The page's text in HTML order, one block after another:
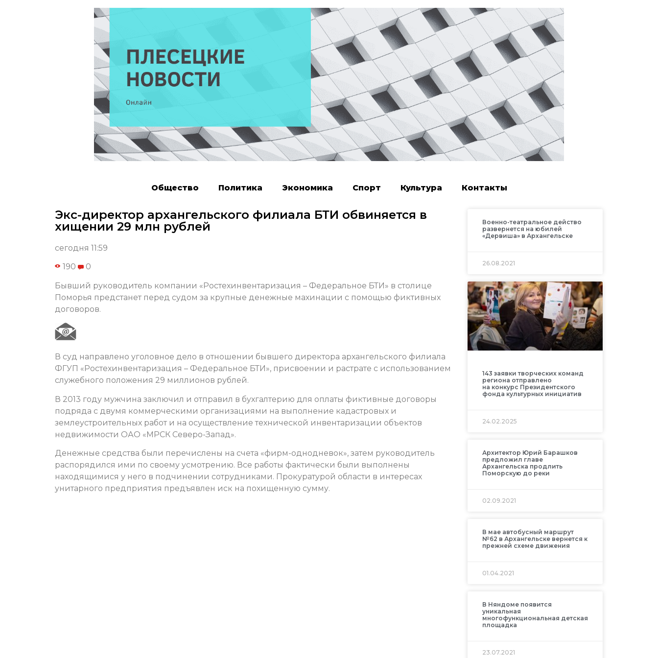
Общество Политика Экономика Спорт Культура Контакты
Экс-директор архангельского филиала БТИ обвиняется в
хищении 29 млн рублей
сегодня 11:59
190 0
Бывший руководитель компании «Ростехинвентаризация – Федеральное БТИ» в столице
Поморья предстанет перед судом за крупные денежные махинации c помощью фиктивных
договоров.
В суд направлено уголовное дело в отношении бывшего директора архангельского филиала
ФГУП «Ростехинвентаризация – Федеральное БТИ», присвоении и растрате с использованием
служебного положения 29 миллионов рублей.
В 2013 году мужчина заключил и отправил в бухгалтерию для оплаты фиктивные договоры
подряда с двумя коммерческими организациями на выполнение кадастровых и
землеустроительных работ и на осуществление технической инвентаризации объектов
недвижимости ОАО «МРСК Северо-Запад».
Денежные средства были перечислены на счета «фирм-однодневок», затем руководитель
распорядился ими по своему усмотрению. Все работы фактически были выполнены
находящимися у него в подчинении сотрудниками. Прокуратурой области в интересах
унитарного предприятия предъявлен иск на похищенную сумму.
Военно-театральное действо
развернется на юбилей
«Дервиша» в Архангельске
26.08.2021
143 заявки творческих команд
региона отправлено
на конкурс Президентского
фонда культурных инициатив
24.02.2025
Архитектор Юрий Барашков
предложил главе
Архангельска продлить
Поморскую до реки
02.09.2021
В мае автобусный маршрут
№62 в Архангельске вернется к
прежней схеме движения
01.04.2021
В Няндоме появится
уникальная
многофункциональная детская
площадка
23.07.2021